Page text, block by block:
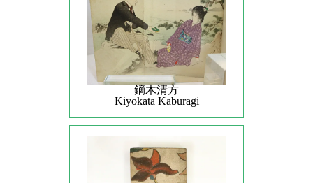
鏑木清方
Kiyokata Kaburagi